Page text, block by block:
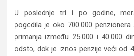
U poslednje tri i po godine,
pogodila je oko 700.000 penzionera
primanja između 25.000 i 40.000
odsto, dok je iznos penzije veći od